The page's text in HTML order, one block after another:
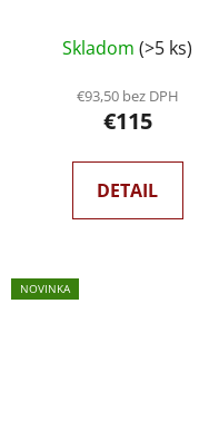
Skladom (>5 ks)
€93,50 bez DPH
€115
DETAIL
NOVINKA